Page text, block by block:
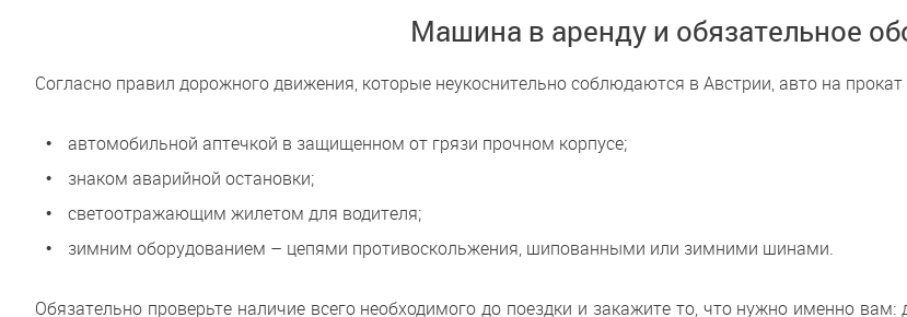
Машина в аренду и обязательное
Согласно правил дорожного движения, которые неукоснительно соблюдаются в Австрии, авто на
автомобильной аптечкой в защищенном от грязи прочном корпусе;
знаком аварийной остановки;
светоотражающим жилетом для водителя;
зимним оборудованием – цепями противоскольжения, шипованными или зимними шинами.
Обязательно проверьте наличие всего необходимого до поездки и закажите то, что нужно именно вам: